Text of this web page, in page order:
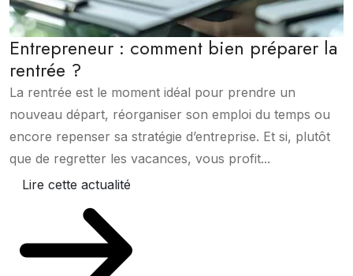
Entrepreneur : comment bien préparer la
rentrée ?
La rentrée est le moment idéal pour prendre un
nouveau départ, réorganiser son emploi du temps ou
encore repenser sa stratégie d’entreprise. Et si, plutôt
que de regretter les vacances, vous profit...
Lire cette actualité